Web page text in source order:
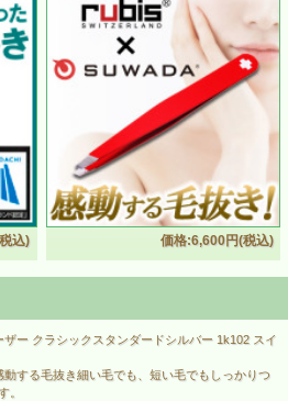
込) 価格:6,600円(税込)
ー クラシックスタンダードシルバー 1k102 スイ
する毛抜き細い毛でも、短い毛でもしっかりつ
。